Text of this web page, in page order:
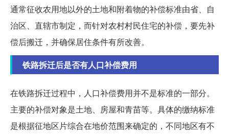
通常征收农用地以外的土地和附着物的补偿标准由省、自
治区、直辖市制定，而针对农村村民住宅的补偿，要先补
偿后搬迁，并确保居住条件有所改善。
铁路拆迁后是否有人口补偿费用
在铁路拆迁过程中，人口补偿费用并不是标准的一部分。
主要的补偿对象是土地、房屋和青苗等。具体的缴纳标准
是根据征地区片综合在地价范围来确定的，不同地区有不